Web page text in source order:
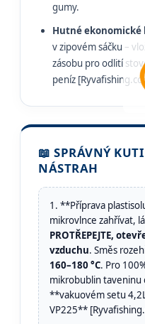
gumy.
Hutné ekonomické
v zipovém sáčku –
zásobu pro odlití
peníz
📖 SPRÁVNÝ
NÁSTRAH
1. **Příprava
mikrovlnce zahřívat,
PROTŘEPEJTE,
vzduchu. Směs
160–180 °C. Pro
mikrobublin taveninu
**vakuovém setu
VP225**